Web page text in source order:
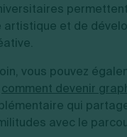
artistique et de
vous pouvez
comment devenir
qui
avec le